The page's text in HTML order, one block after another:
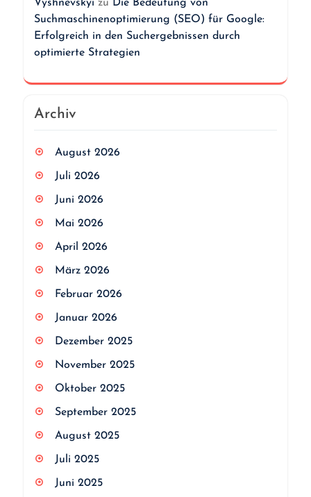
Vyshnevskyi zu Die Bedeutung von
Suchmaschinenoptimierung (SEO) für Google:
Erfolgreich in den Suchergebnissen durch
optimierte Strategien
Archiv
August 2026
Juli 2026
Juni 2026
Mai 2026
April 2026
März 2026
Februar 2026
Januar 2026
Dezember 2025
November 2025
Oktober 2025
September 2025
August 2025
Juli 2025
Juni 2025